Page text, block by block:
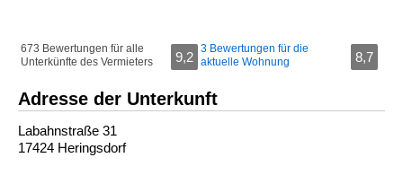
673 Bewertungen für alle
Unterkünfte des Vermieters
9,2
3 Bewertungen für die
aktuelle Wohnung
8,7
Adresse der Unterkunft
Labahnstraße 31
17424 Heringsdorf